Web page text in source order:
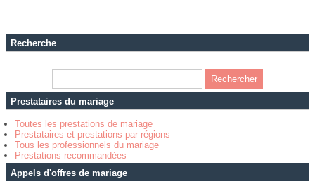
Recherche
Prestataires du mariage
Toutes les prestations de mariage
Prestataires et prestations par régions
Tous les professionnels du mariage
Prestations recommandées
Appels d'offres de mariage